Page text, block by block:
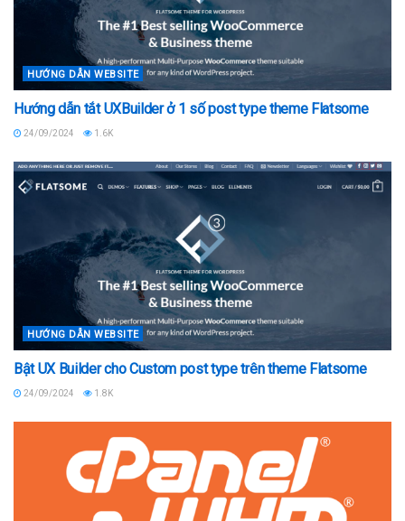
HƯỚNG DẪN WEBSITE
Hướng dẫn tắt UXBuilder ở 1 số post type theme Flatsome
24/09/2024 1.6K
HƯỚNG DẪN WEBSITE
Bật UX Builder cho Custom post type trên theme Flatsome
24/09/2024 1.8K